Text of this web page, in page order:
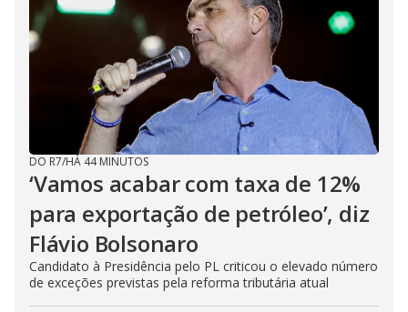
e
o
DO R7/HÁ 44 MINUTOS
‘Vamos acabar com taxa de 12%
para exportação de petróleo’, diz
Flávio Bolsonaro
Candidato à Presidência pelo PL criticou o elevado número
de exceções previstas pela reforma tributária atual